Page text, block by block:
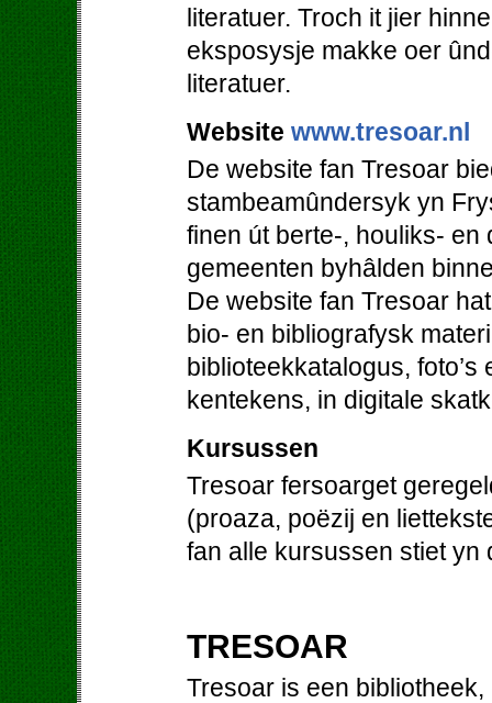
literatuer. Troch it jier
eksposysje makke oer
literatuer.
Website www.tresoar.nl
De website fan Tresoar
stambeamûndersyk yn
finen út berte-, houliks- en
gemeenten byhâlden
De website fan Tresoar
bio- en bibliografysk
biblioteekkatalogus,
kentekens, in digitale
Kursussen
Tresoar fersoarget
(proaza, poëzij en
fan alle kursussen stiet yn
TRESOAR
Tresoar is een